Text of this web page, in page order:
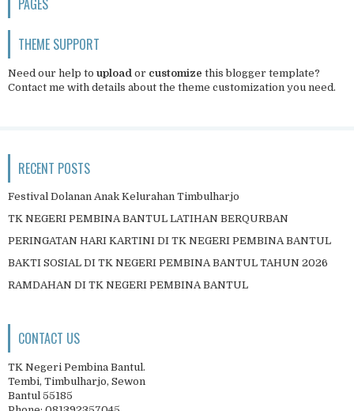
THEME SUPPORT
Need our help to upload or customize this blogger template?
Contact me with details about the theme customization you need.
RECENT POSTS
Festival Dolanan Anak Kelurahan Timbulharjo
TK NEGERI PEMBINA BANTUL LATIHAN BERQURBAN
PERINGATAN HARI KARTINI DI TK NEGERI PEMBINA BANTUL
BAKTI SOSIAL DI TK NEGERI PEMBINA BANTUL TAHUN 2026
RAMDAHAN DI TK NEGERI PEMBINA BANTUL
CONTACT US
TK Negeri Pembina Bantul.
Tembi, Timbulharjo, Sewon
Bantul 55185